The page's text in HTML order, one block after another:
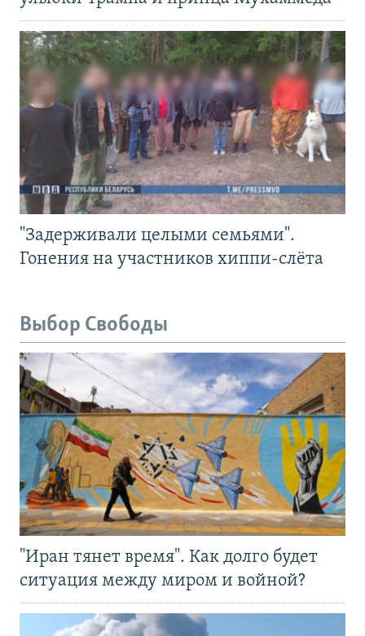
"Задерживали целыми семьями".
Гонения на участников хиппи-слёта
Выбор Свободы
"Иран тянет время". Как долго будет
ситуация между миром и войной?